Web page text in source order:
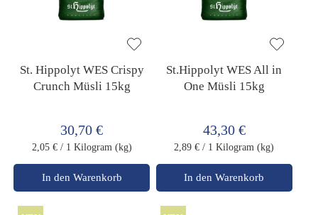
St. Hippolyt WES Crispy
Crunch Müsli 15kg
30,70 €
2,05 € / 1 Kilogram (kg)
In den Warenkorb
St.Hippolyt WES All in
One Müsli 15kg
43,30 €
2,89 € / 1 Kilogram (kg)
In den Warenkorb